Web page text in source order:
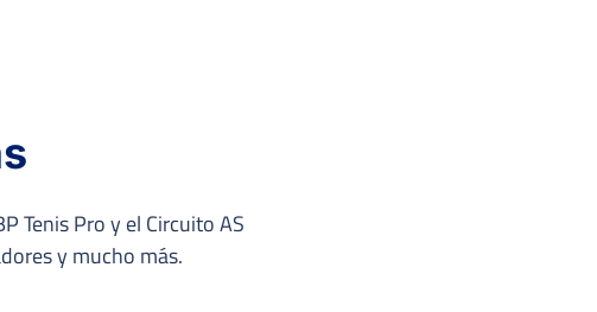
Tenis Pro y el Circuito AS
y mucho más.